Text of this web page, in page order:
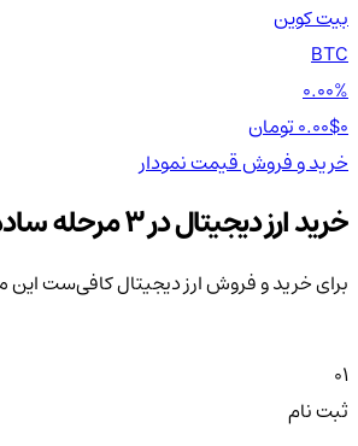
بیت کوین
BTC
0.00%
0.00$0 تومان
خرید و فروشقیمتنمودار
خرید ارز دیجیتال در 3 مرحله ساده
برای خرید و فروش ارز دیجیتال کافی‌ست این
01
ثبت نام